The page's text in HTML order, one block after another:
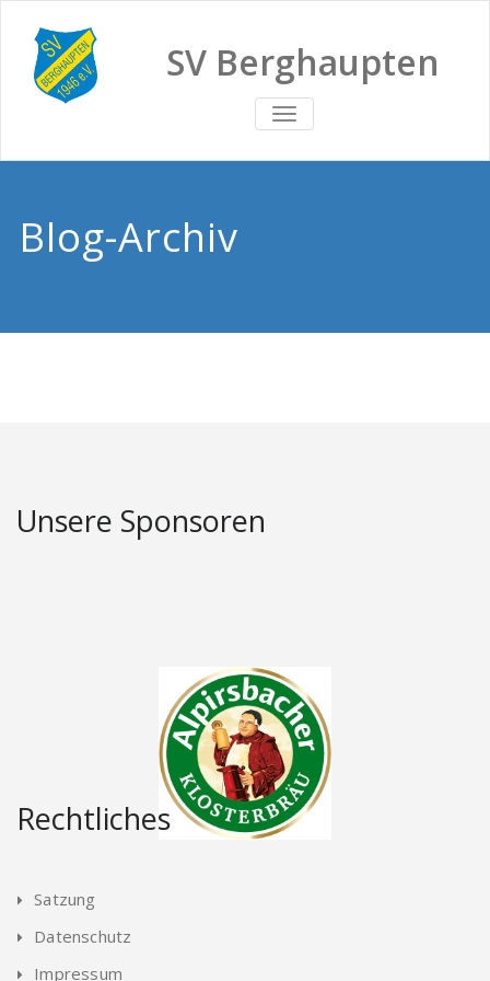
SV Berghaupten
TOGGLE
NAVIGATION
Blog-Archiv
Unsere Sponsoren
Rechtliches
Satzung
Datenschutz
Impressum